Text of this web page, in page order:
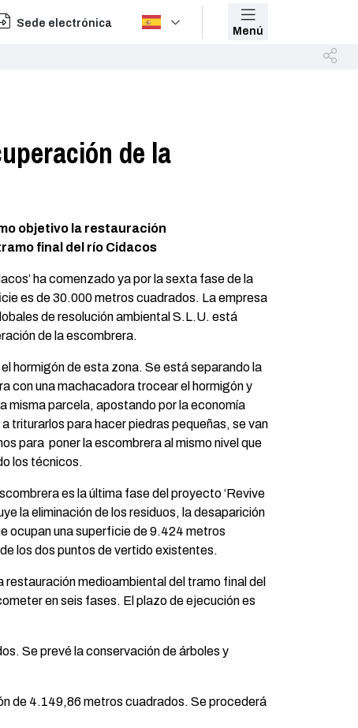
Sede electrónica
Menú
de la
objetivo la restauración
final del río Cidacos
ha comenzado ya por la sexta fase de la
es de 30.000 metros cuadrados. La empresa
de resolución ambiental S.L.U. está
de la escombrera.
hormigón de esta zona. Se está separando la
con una machacadora trocear el hormigón y
misma parcela, apostando por la economía
triturarlos para hacer piedras pequeñas, se van
para poner la escombrera al mismo nivel que
los técnicos.
es la última fase del proyecto ‘Revive
la eliminación de los residuos, la desaparición
ocupan una superficie de 9.424 metros
los dos puntos de vertido existentes.
restauración medioambiental del tramo final del
en seis fases. El plazo de ejecución es
Se prevé la conservación de árboles y
de 4.149,86 metros cuadrados. Se procederá